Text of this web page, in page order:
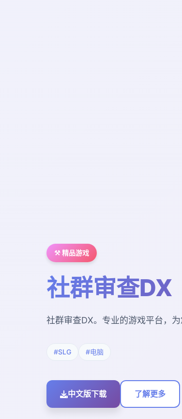
⚒️ 精品游戏
社群审查DX
社群审查DX。专业的游戏平台，为
#SLG #电脑
中文版下载 了解更多